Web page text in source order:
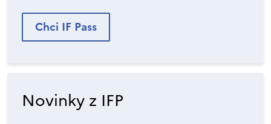
Chci IF Pass
Novinky z IFP